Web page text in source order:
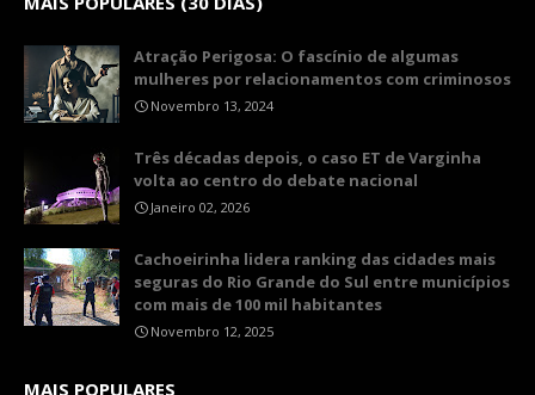
Atração Perigosa: O fascínio de algumas
mulheres por relacionamentos com criminosos
Novembro 13, 2024
Três décadas depois, o caso ET de Varginha
volta ao centro do debate nacional
Janeiro 02, 2026
Cachoeirinha lidera ranking das cidades mais
seguras do Rio Grande do Sul entre municípios
com mais de 100 mil habitantes
Novembro 12, 2025
MAIS POPULARES